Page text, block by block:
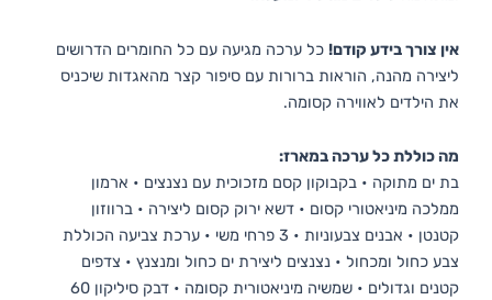
אין צורך בידע קודם! כל ערכה מגיעה עם כל החומרים הדרושים
ליצירה מהנה, הוראות ברורות עם סיפור קצר מהאגדות שיכניס
את הילדים לאווירה קסומה.
מה כוללת כל ערכה במארז:
בת ים מתוקה • בקבוקון קסם מזכוכית עם נצנצים • ארמון
ממלכה מיניאטורי קסום • דשא ירוק קסום ליצירה • ברווזון
קטנטן • אבנים צבעוניות • 3 פרחי משי • ערכת צביעה הכוללת
צבע כחול ומכחול • נצנצים ליצירת ים כחול ומנצנץ • צדפים
קטנים וגדולים • שמשיה מיניאטורית קסומה • דבק סיליקון 60